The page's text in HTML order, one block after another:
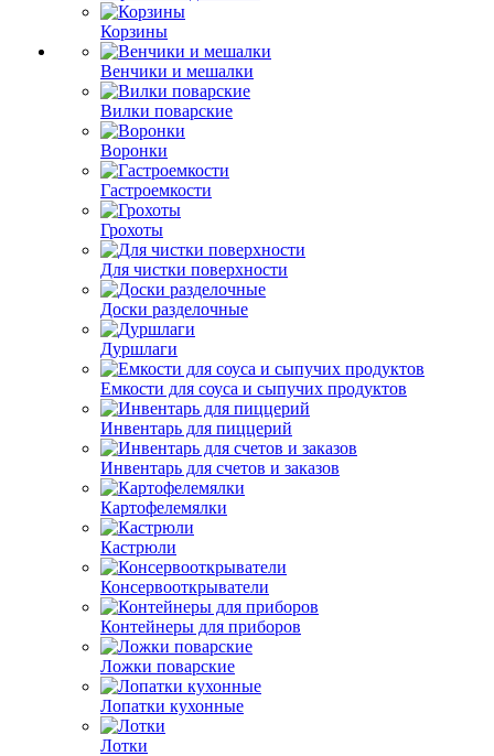
Корзины
Венчики и мешалки
Вилки поварские
Воронки
Гастроемкости
Грохоты
Для чистки поверхности
Доски разделочные
Дуршлаги
Емкости для соуса и сыпучих продуктов
Инвентарь для пиццерий
Инвентарь для счетов и заказов
Картофелемялки
Кастрюли
Консервооткрыватели
Контейнеры для приборов
Ложки поварские
Лопатки кухонные
Лотки